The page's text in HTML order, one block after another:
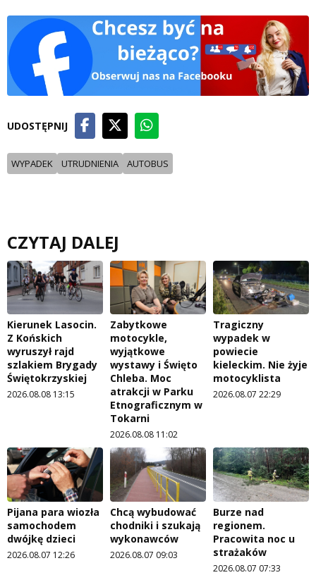
UDOSTĘPNIJ
WYPADEK UTRUDNIENIA AUTOBUS
CZYTAJ DALEJ
Kierunek Lasocin.
Z Końskich
wyruszył rajd
szlakiem Brygady
Świętokrzyskiej
2026.08.08 13:15
Zabytkowe
motocykle,
wyjątkowe
wystawy i Święto
Chleba. Moc
atrakcji w Parku
Etnograficznym w
Tokarni
2026.08.08 11:02
Tragiczny
wypadek w
powiecie
kieleckim. Nie żyje
motocyklista
2026.08.07 22:29
Pijana para wiozła
samochodem
dwójkę dzieci
2026.08.07 12:26
Chcą wybudować
chodniki i szukają
wykonawców
2026.08.07 09:03
Burze nad
regionem.
Pracowita noc u
strażaków
2026.08.07 07:33